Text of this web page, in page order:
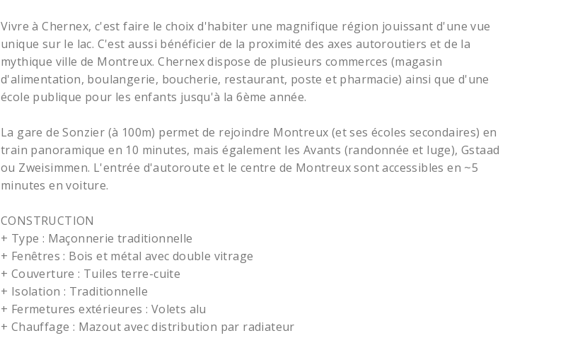
Vivre à Chernex, c'est faire le choix d'habiter une magnifique région jouissant d'une vue
unique sur le lac. C'est aussi bénéficier de la proximité des axes autoroutiers et de la
mythique ville de Montreux. Chernex dispose de plusieurs commerces (magasin
d'alimentation, boulangerie, boucherie, restaurant, poste et pharmacie) ainsi que d'une
école publique pour les enfants jusqu'à la 6ème année.
La gare de Sonzier (à 100m) permet de rejoindre Montreux (et ses écoles secondaires) en
train panoramique en 10 minutes, mais également les Avants (randonnée et luge), Gstaad
ou Zweisimmen. L'entrée d'autoroute et le centre de Montreux sont accessibles en ~5
minutes en voiture.
CONSTRUCTION
+ Type : Maçonnerie traditionnelle
+ Fenêtres : Bois et métal avec double vitrage
+ Couverture : Tuiles terre-cuite
+ Isolation : Traditionnelle
+ Fermetures extérieures : Volets alu
+ Chauffage : Mazout avec distribution par radiateur